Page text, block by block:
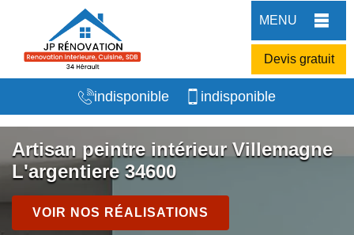
MENU
Devis gratuit
indisponible indisponible
Artisan peintre intérieur Villemagne
L'argentiere 34600
VOIR NOS RÉALISATIONS